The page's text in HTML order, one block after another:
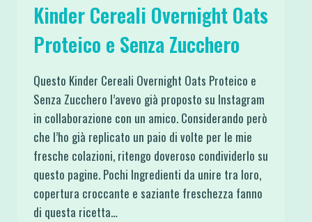
Kinder Cereali Overnight Oats
Proteico e Senza Zucchero
Questo Kinder Cereali Overnight Oats Proteico e
Senza Zucchero l’avevo già proposto su Instagram
in collaborazione con un amico. Considerando però
che l’ho già replicato un paio di volte per le mie
fresche colazioni, ritengo doveroso condividerlo su
questo pagine. Pochi Ingredienti da unire tra loro,
copertura croccante e saziante freschezza fanno
di questa ricetta…